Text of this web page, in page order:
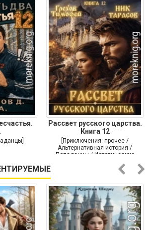
Рассвет русского царства.
Книга 12
[Приключения: прочее /
Альтернативная история /
Попаданцы / Исторические